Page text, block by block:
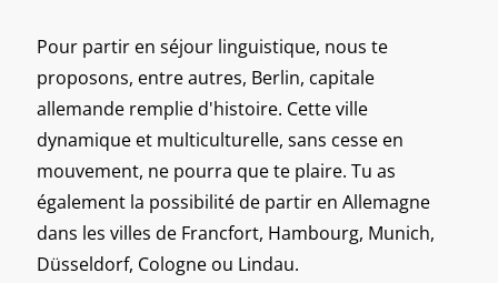
Pour partir en séjour linguistique, nous te
proposons, entre autres, Berlin, capitale
allemande remplie d'histoire. Cette ville
dynamique et multiculturelle, sans cesse en
mouvement, ne pourra que te plaire. Tu as
également la possibilité de partir en Allemagne
dans les villes de Francfort, Hambourg, Munich,
Düsseldorf, Cologne ou Lindau.